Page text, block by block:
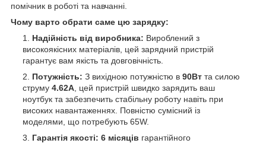
помічник в роботі та навчанні.
Чому варто обрати саме цю зарядку:
Надійність від виробника: Вироблений з
високоякісних матеріалів, цей зарядний пристрій
гарантує вам якість та довговічність.
Потужність: З вихідною потужністю в 90Вт та силою
струму 4.62А , цей пристрій швидко зарядить ваш
ноутбук та забезпечить стабільну роботу навіть при
високих навантаженнях. Повністю сумісний із
моделями, що потребують 65W.
Гарантія якості: 6 місяців гарантійного